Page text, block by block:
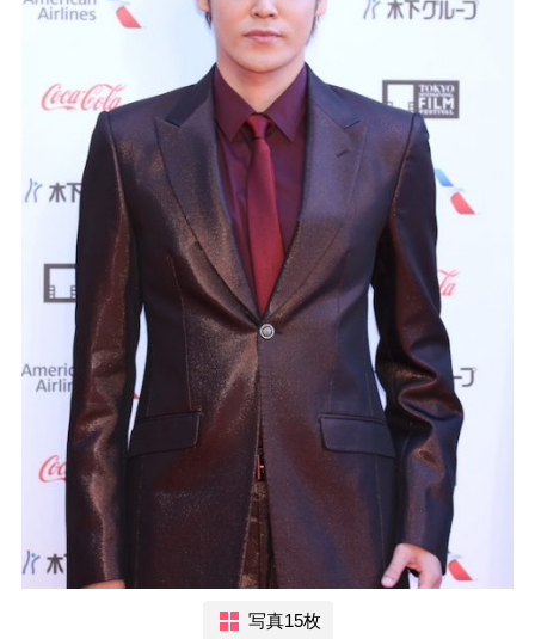
写真15枚